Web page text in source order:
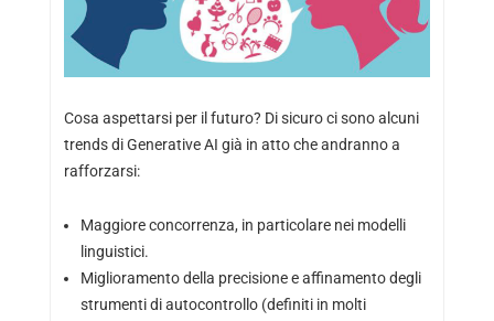
Cosa aspettarsi per il futuro? Di sicuro ci sono alcuni
trends di Generative AI già in atto che andranno a
rafforzarsi:
Maggiore concorrenza, in particolare nei modelli
linguistici.
Miglioramento della precisione e affinamento degli
strumenti di autocontrollo (definiti in molti